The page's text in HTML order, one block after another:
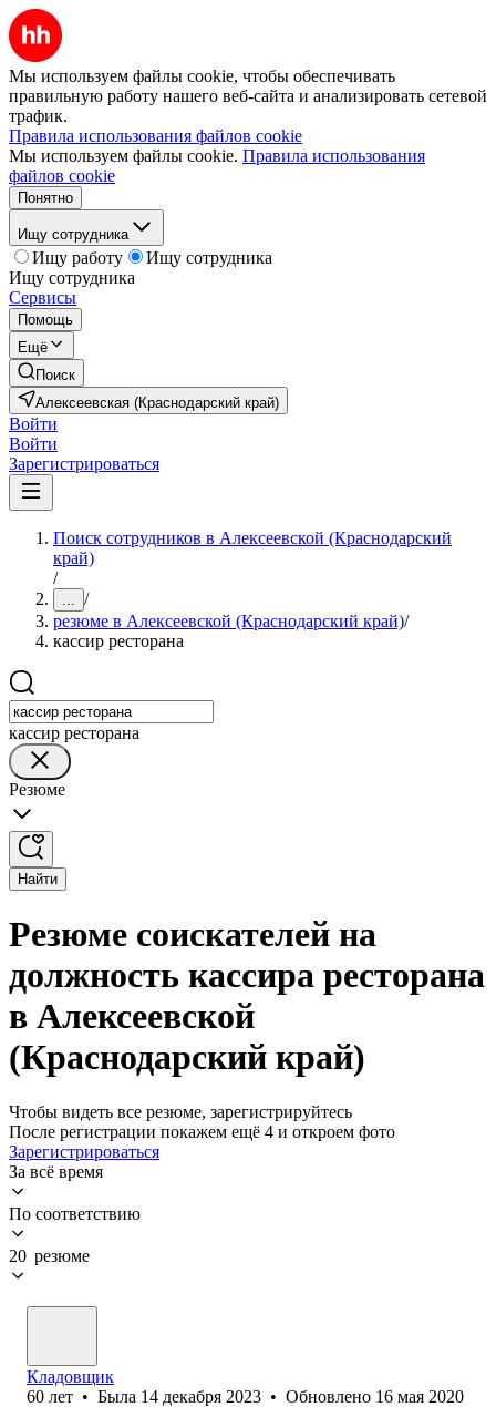
Мы используем файлы cookie, чтобы обеспечивать
правильную работу нашего веб-сайта и анализировать сетевой
трафик.
Правила использования файлов cookie
Мы используем файлы cookie. Правила использования
файлов cookie
Понятно
Ищу сотрудника
Ищу работу
Ищу сотрудника
Ищу сотрудника
Сервисы
Помощь
Ещё
Поиск
Алексеевская (Краснодарский край)
Войти
Войти
Зарегистрироваться
Поиск сотрудников в Алексеевской (Краснодарский
край)
/
... /
резюме в Алексеевской (Краснодарский край)/
кассир ресторана
кассир ресторана
Резюме
Найти
Резюме соискателей на
должность кассира ресторана
в Алексеевской
(Краснодарский край)
Чтобы видеть все резюме, зарегистрируйтесь
После регистрации покажем ещё 4 и откроем фото
Зарегистрироваться
За всё время
По соответствию
20 резюме
Кладовщик
60 лет • Была 14 декабря 2023 • Обновлено 16 мая 2020